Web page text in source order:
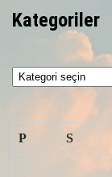
Kategoriler
Kategoriler
P S